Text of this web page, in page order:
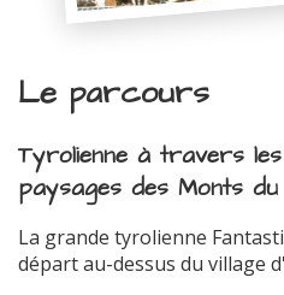
Le parcours
Tyrolienne à travers
paysages des Monts
La grande tyrolienne
départ au-dessus du village